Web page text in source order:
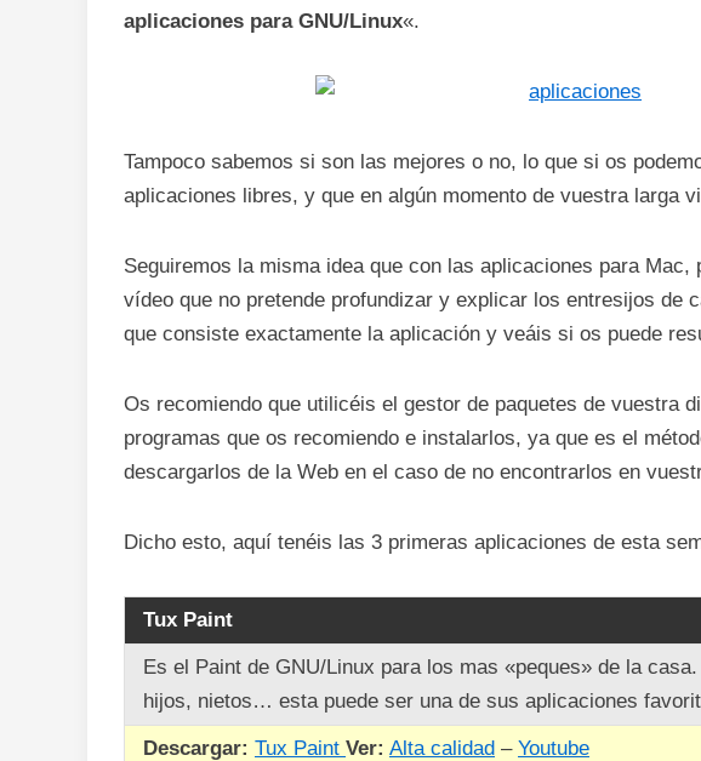
aplicaciones para GNU/Linux«.
Tampoco sabemos si son las mejores o no, lo que si os
aplicaciones libres, y que en algún momento de vuestra larga
Seguiremos la misma idea que con las aplicaciones para Mac,
vídeo que no pretende profundizar y explicar los entresijos de
que consiste exactamente la aplicación y veáis si os puede
Os recomiendo que utilicéis el gestor de paquetes de vuestra
programas que os recomiendo e instalarlos, ya que es el
descargarlos de la Web en el caso de no encontrarlos en
Dicho esto, aquí tenéis las 3 primeras aplicaciones de esta
Tux Paint
Es el Paint de GNU/Linux para los mas «peques» de la
hijos, nietos… esta puede ser una de sus aplicaciones
Descargar: Tux Paint Ver: Alta calidad – Youtube